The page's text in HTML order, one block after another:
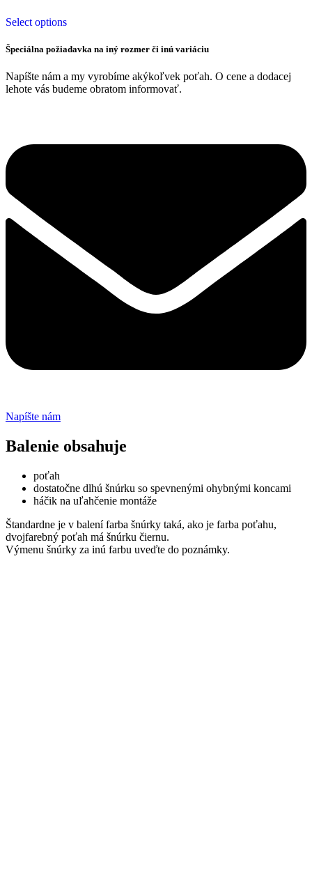
through
Select optionsproduct
multiple
The
options
the
Špeciálna požiadavka na iný rozmer či inú variáciu
Napíšte nám a my vyrobíme akýkoľvek poťah. O cene a dodacej
lehote vás budeme obratom informovať.
Napíšte nám
Balenie obsahuje
poťah
dostatočne dlhú šnúrku so spevnenými ohybnými koncami
háčik na uľahčenie montáže
Štandardne je v balení farba šnúrky taká, ako je farba poťahu,
dvojfarebný poťah má šnúrku čiernu.
Výmenu šnúrky za inú farbu uveďte do poznámky.